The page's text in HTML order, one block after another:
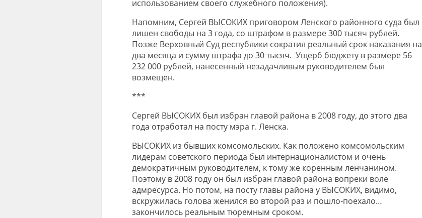
использованием своего служебного положения).
Напомним, Сергей ВЫСОКИХ приговором Ленского районного суда был
лишен свободы на 3 года, со штрафом в размере 300 тысяч рублей.
Позже Верховный Суд республики сократил реальный срок наказания на
два месяца и сумму штрафа до 30 тысяч. Ущерб бюджету в размере 56
232 000 рублей, нанесенный незадачливым руководителем был
возмещен.
***
Сергей ВЫСОКИХ был избран главой района в 2008 году, до этого два
года отработал на посту мэра г. Ленска.
ВЫСОКИХ из бывших комсомольских. Как положено комсомольским
лидерам советского периода был интернационалистом и очень
демократичным руководителем, к тому же коренным ленчанином.
Поэтому в 2008 году он был избран главой района вопреки воле
адмресурса. Но потом, на посту главы района у ВЫСОКИХ, видимо,
вскружилась голова женился во второй раз и пошло-поехало…
закончилось реальным тюремным сроком.